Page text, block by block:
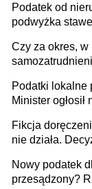
Podatek od
podwyżka
budynków i
prowadzeniem
Czy za okres, w
umowy
racjonalnym
Podatki lokalne
Minister ogłosił
Fikcja
nie działa.
Nowy podatek
przesądzony?